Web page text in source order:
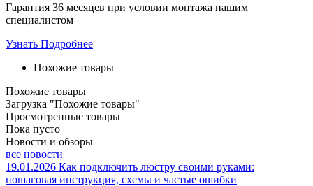
Гарантия 36 месяцев при условии монтажа нашим
специалистом
Узнать Подробнее
Похожие товары
Похожие товары
Загрузка "Похожие товары"
Просмотренные товары
Пока пусто
Новости и обзоры
все новости
19.01.2026 Как подключить люстру своими руками:
пошаговая инструкция, схемы и частые ошибки